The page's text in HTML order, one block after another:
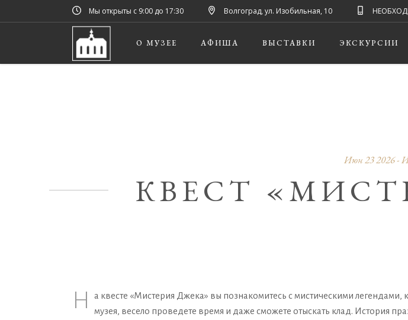
Мы открыты с 9:00 до 17:30 Волгоград, ул. Изобильная, 10
О МУЗЕЕ
АФИША ВЫСТАВКИ ЭКСКУРСИИ
Июн 23 2026 -
КВЕСТ
Н
а квесте «Мистерия Джека» вы познакомитесь с мистическими легендами,
музея, весело проведете время и даже сможете отыскать клад. История